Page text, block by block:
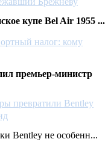
купе Bel Air 1955 ...
налог: кому
премьер-министр
превратили Bentley
Bentley не особенн...